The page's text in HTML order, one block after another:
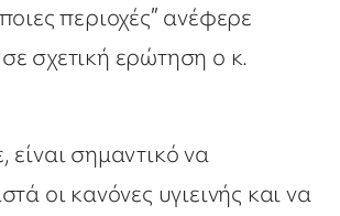
περιοχές” ανέφερε
σχετική ερώτηση ο κ.
σημαντικό να
οι κανόνες υγιεινής και να